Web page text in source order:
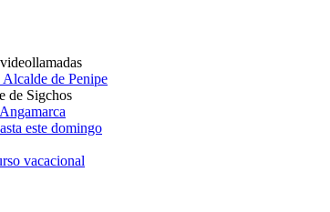
de Penipe
de Sigchos
este domingo
vacacional